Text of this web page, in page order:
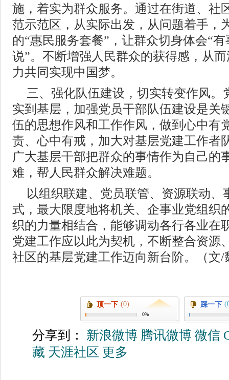
施，着实为群众服务。通过在街道、社
范示范区，从实际出发，从问题着手，
的“惠民服务套餐”，让群众切身体会“
说”。不断增强人民群众的获得感，从
力共同实现中国梦。
三、强化队伍建设，切实转变作风。
实到基层，加强党员干部队伍建设是关
伍的思想作风和工作作风，做到心中有
责、心中有戒，加大对基层党建工作者
广大基层干部把群众的事情作为自己的
难，帮人民群众解决难题。
以组织联建、党员联管、资源联动、
式，最大限度地将机关、企事业党组织
织的力量相结合，能够调动各行各业在
党建工作应以此为契机，不断整合资源
社区的基层党建工作迈向新台阶。（文/
顶一下 (0)
0%
踩一下
分享到： 新浪微博 腾讯微博 微信
藏 天涯社区 更多